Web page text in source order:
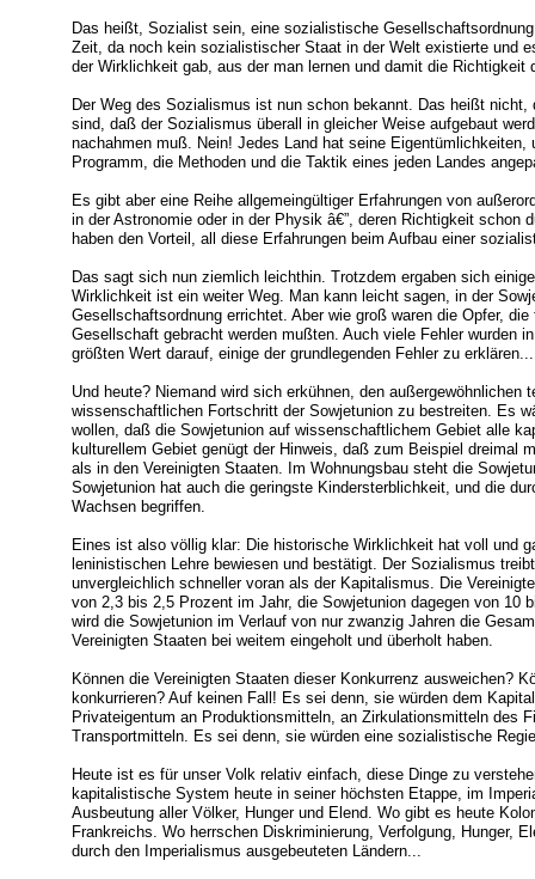
Das heißt, Sozialist sein, eine sozialistische
Zeit, da noch kein sozialistischer Staat in der Welt existierte und
der Wirklichkeit gab, aus der man lernen und damit die Richtigkeit
Der Weg des Sozialismus ist nun schon bekannt. Das heißt
sind, daß der Sozialismus überall in gleicher Weise aufgebaut
nachahmen muß. Nein! Jedes Land hat seine
Programm, die Methoden und die Taktik eines jeden Landes
Es gibt aber eine Reihe allgemeingültiger Erfahrungen von
in der Astronomie oder in der Physik â€”, deren Richtigkeit schon
haben den Vorteil, all diese Erfahrungen beim Aufbau einer
Das sagt sich nun ziemlich leichthin. Trotzdem ergaben sich
Wirklichkeit ist ein weiter Weg. Man kann leicht sagen, in der
Gesellschaftsordnung errichtet. Aber wie groß waren die Opfer,
Gesellschaft gebracht werden mußten. Auch viele Fehler wurden
größten Wert darauf, einige der grundlegenden Fehler zu erklären...
Und heute? Niemand wird sich erkühnen, den außergewöhnlichen
wissenschaftlichen Fortschritt der Sowjetunion zu bestreiten. Es
wollen, daß die Sowjetunion auf wissenschaftlichem Gebiet alle
kulturellem Gebiet genügt der Hinweis, daß zum Beispiel dreimal
als in den Vereinigten Staaten. Im Wohnungsbau steht die
Sowjetunion hat auch die geringste Kindersterblichkeit, und die
Wachsen begriffen.
Eines ist also völlig klar: Die historische Wirklichkeit hat voll und
leninistischen Lehre bewiesen und bestätigt. Der Sozialismus
unvergleichlich schneller voran als der Kapitalismus. Die
von 2,3 bis 2,5 Prozent im Jahr, die Sowjetunion dagegen von 10
wird die Sowjetunion im Verlauf von nur zwanzig Jahren die
Vereinigten Staaten bei weitem eingeholt und überholt haben.
Können die Vereinigten Staaten dieser Konkurrenz ausweichen?
konkurrieren? Auf keinen Fall! Es sei denn, sie würden dem
Privateigentum an Produktionsmitteln, an Zirkulationsmitteln des
Transportmitteln. Es sei denn, sie würden eine sozialistische
Heute ist es für unser Volk relativ einfach, diese Dinge zu
kapitalistische System heute in seiner höchsten Etappe, im
Ausbeutung aller Völker, Hunger und Elend. Wo gibt es heute
Frankreichs. Wo herrschen Diskriminierung, Verfolgung, Hunger,
durch den Imperialismus ausgebeuteten Ländern...